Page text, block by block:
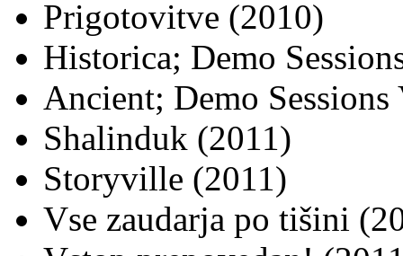
Prigotovitve (2010)
Historica; Demo
Ancient; Demo
Shalinduk (2011)
Storyville (2011)
Vse zaudarja po tišini